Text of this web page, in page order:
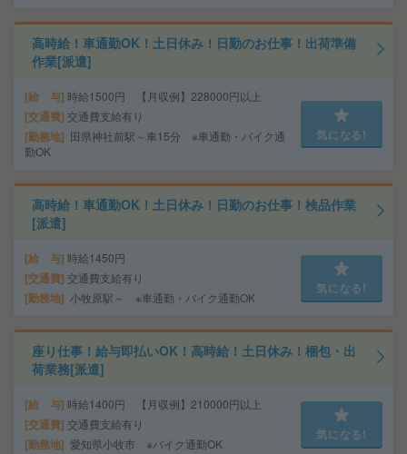
高時給！車通勤OK！土日休み！日勤のお仕事！出荷準備
作業[派遣]
給 与 時給1500円 【月収例】228000円以上
交通費 交通費支給有り
勤務地
田県神社前駅～車15分 ※車通勤・バイク通
勤OK
気になる!
高時給！車通勤OK！土日休み！日勤のお仕事！検品作業
[派遣]
給 与 時給1450円
交通費 交通費支給有り
勤務地 小牧原駅～ ※車通勤・バイク通勤OK
気になる!
座り仕事！給与即払いOK！高時給！土日休み！梱包・出
荷業務[派遣]
給 与 時給1400円 【月収例】210000円以上
交通費 交通費支給有り
勤務地 愛知県小牧市 ※バイク通勤OK
気になる!